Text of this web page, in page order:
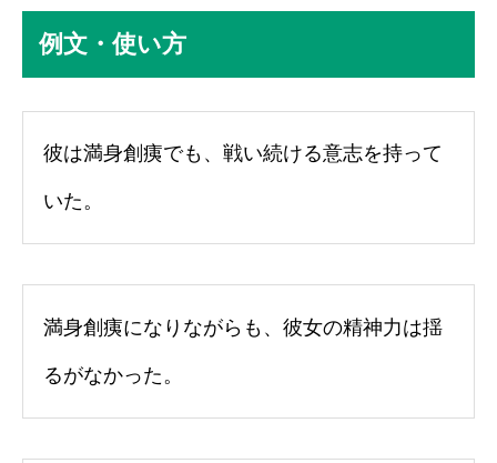
例文・使い方
彼は満身創痍でも、戦い続ける意志を持って
いた。
満身創痍になりながらも、彼女の精神力は揺
るがなかった。